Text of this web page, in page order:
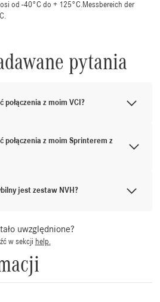
od -40°C do + 125°C.Messbereich der
pytania
połączenia z moim VCI?
połączenia z moim Sprinterem z
jest zestaw NVH?
uwzględnione?
w sekcji help.